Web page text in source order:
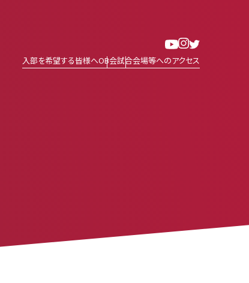
入部を希望する皆様へOB会試合会場等へのアクセス